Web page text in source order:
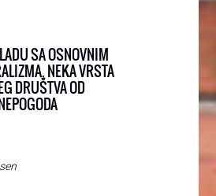
SA OSNOVNIM
NEKA VRSTA
DRUŠTVA OD